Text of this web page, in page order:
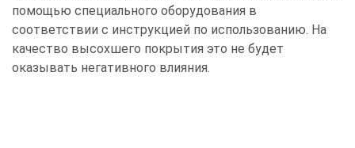
помощью специального оборудования в
соответствии с инструкцией по использованию. На
качество высохшего покрытия это не будет
оказывать негативного влияния.